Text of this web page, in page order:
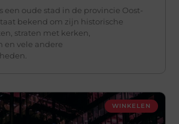
een oude stad in de provincie Oost-
bekend om zijn historische
straten met kerken,
vele andere
WINKELEN